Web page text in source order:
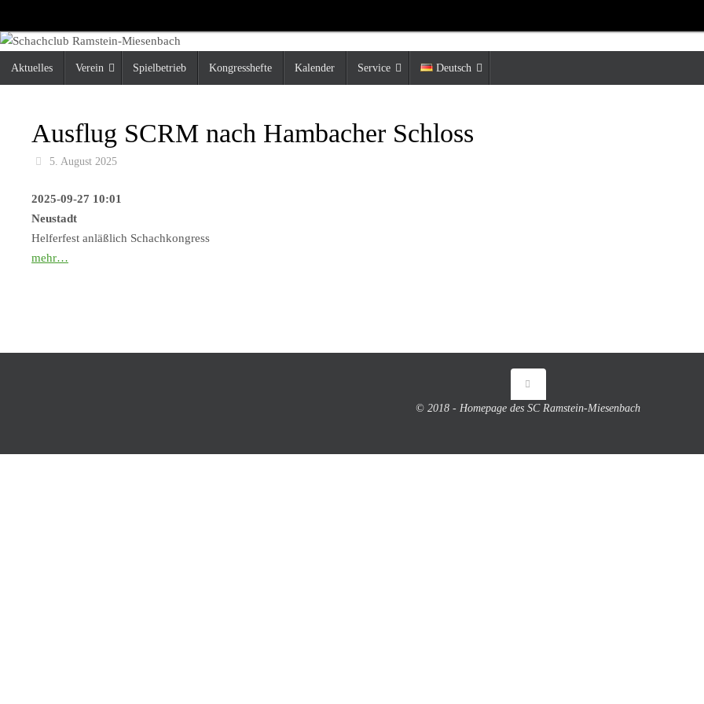
Inhalt
springen
Inhalt
Aktuelles Verein Spielbetrieb Kongresshefte Kalender Service Deutsch
Ausflug SCRM nach Hambacher Schloss
5. August 2025
2025-09-27 10:01
Neustadt
Helferfest anläßlich Schachkongress
mehr…
© 2018 - Homepage des SC Ramstein-Miesenbach